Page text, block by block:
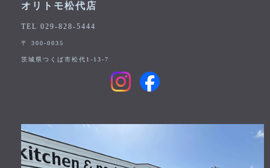
オリトモ松代店
TEL 029-828-5444
〒 300-0035
茨城県つくば市松代1-13-7